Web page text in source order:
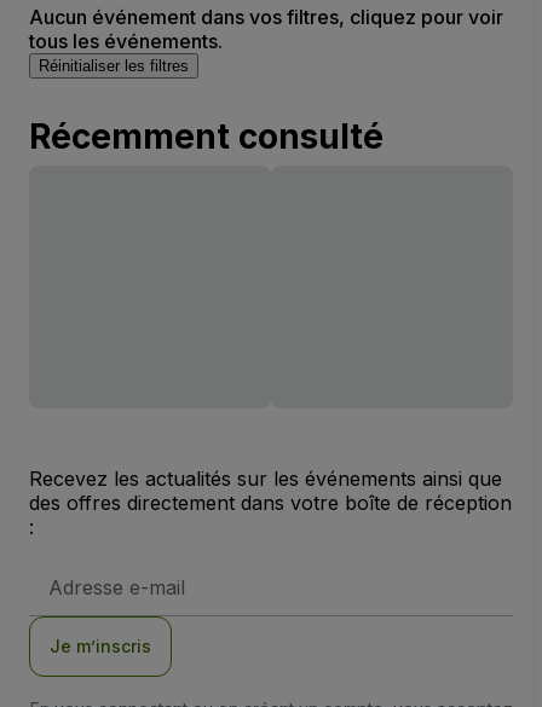
Aucun événement dans vos filtres, cliquez pour voir
tous les événements.
Réinitialiser les filtres
Récemment consulté
Recevez les actualités sur les événements ainsi que
des offres directement dans votre boîte de réception
:
e-
Je m’inscris